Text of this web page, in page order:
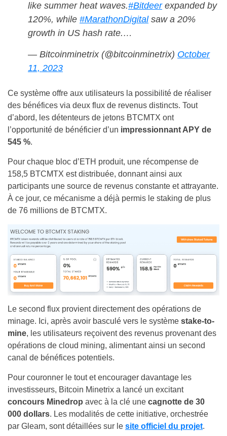
like summer heat waves.#Bitdeerexpanded by
120%, while #MarathonDigitalsaw a 20%
growth in US hash rate.…
— Bitcoinminetrix (@bitcoinminetrix) October
11, 2023
Ce système offre aux utilisateurs la possibilité de réaliser
des bénéfices via deux flux de revenus distincts. Tout
d’abord, les détenteurs de jetons BTCMTX ont
l’opportunité de bénéficier d’un impressionnant APY de
545 %.
Pour chaque bloc d’ETH produit, une récompense de
158,5 BTCMTX est distribuée, donnant ainsi aux
participants une source de revenus constante et attrayante.
À ce jour, ce mécanisme a déjà permis le staking de plus
de 76 millions de BTCMTX.
Le second flux provient directement des opérations de
minage. Ici, après avoir basculé vers le système stake-to-
mine, les utilisateurs reçoivent des revenus provenant des
opérations de cloud mining, alimentant ainsi un second
canal de bénéfices potentiels.
Pour couronner le tout et encourager davantage les
investisseurs, Bitcoin Minetrix a lancé un excitant
concours Minedrop avec à la clé une cagnotte de 30
000 dollars. Les modalités de cette initiative, orchestrée
par Gleam, sont détaillées sur le site officiel du projet.